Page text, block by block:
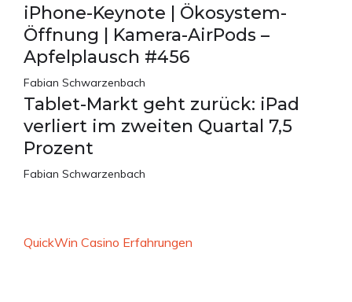
iPhone-Keynote | Ökosystem-
Öffnung | Kamera-AirPods –
Apfelplausch #456
Fabian Schwarzenbach
Tablet-Markt geht zurück: iPad
verliert im zweiten Quartal 7,5
Prozent
Fabian Schwarzenbach
QuickWin Casino Erfahrungen